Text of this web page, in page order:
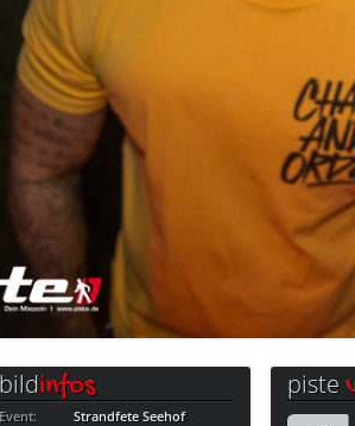
bildinfos
Event:
Strandfete Seehof
piste